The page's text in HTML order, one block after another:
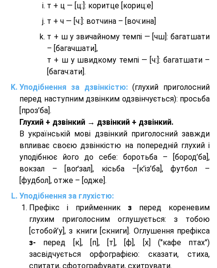
т + ц — [ц:]: коритце [кориц:е]
т + ч — [ч:]: вотчина – [вoч:ина]
т + ш у звичайному темпі — [чш]: багатшати
– [багачшати],
т + ш у швидкому темпі — [ч:]: багатшати –
[багач:ати].
Уподібнення за дзвінкістю:(глухий приголосний
перед наступним дзвінким одзвінчується): просьба
[проз’ба].
Глухий + дзвінкий → дзвінкий + дзвінкий.
В українській мові дзвінкий приголосний завжди
впливає своєю дзвінкістю на попередній глухий і
уподібнює його до себе: боротьба – [бород’ба],
вокзал – [воґзал], кісьба –[к’із’ба], футбол –
[фудбол], отже – [одже].
Уподібнення за глухістю:
Префікс і прийменник з перед кореневим
глухим приголосним оглушується: з тобою
[стобой’у], з книги [скниги]. Оглушення префікса
з- перед [к], [п], [т], [ф], [х] ("кафе птах")
засвідчується орфографією: сказати, стиха,
спитати, сфотографувати, схитрувати.